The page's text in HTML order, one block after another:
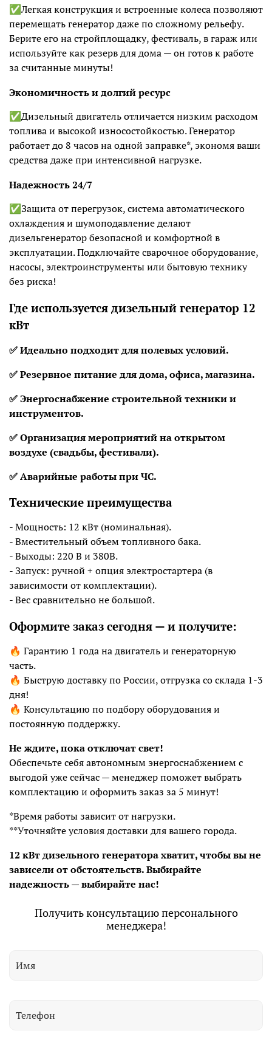
✅Легкая конструкция и встроенные колеса позволяют
перемещать генератор даже по сложному рельефу.
Берите его на стройплощадку, фестиваль, в гараж или
используйте как резерв для дома — он готов к работе
за считанные минуты!
Экономичность и долгий ресурс
✅Дизельный двигатель отличается низким расходом
топлива и высокой износостойкостью. Генератор
работает до 8 часов на одной заправке*, экономя ваши
средства даже при интенсивной нагрузке.
Надежность 24/7
✅Защита от перегрузок, система автоматического
охлаждения и шумоподавление делают
дизельгенератор безопасной и комфортной в
эксплуатации. Подключайте сварочное оборудование,
насосы, электроинструменты или бытовую технику
без риска!
Где используется дизельный генератор 12
кВт
✅ Идеально подходит для полевых условий.
✅ Резервное питание для дома, офиса, магазина.
✅ Энергоснабжение строительной техники и
инструментов.
✅ Организация мероприятий на открытом
воздухе (свадьбы, фестивали).
✅ Аварийные работы при ЧС.
Технические преимущества
- Мощность: 12 кВт (номинальная).
- Вместительный объем топливного бака.
- Выходы: 220 В и 380В.
- Запуск: ручной + опция электростартера (в
зависимости от комплектации).
- Вес сравнительно не большой.
Оформите заказ сегодня — и получите:
🔥 Гарантию 1 года на двигатель и генераторную
часть.
🔥 Быструю доставку по России, отгрузка со склада 1-3
дня!
🔥 Консультацию по подбору оборудования и
постоянную поддержку.
Не ждите, пока отключат свет!
Обеспечьте себя автономным энергоснабжением с
выгодой уже сейчас — менеджер поможет выбрать
комплектацию и оформить заказ за 5 минут!
*Время работы зависит от нагрузки.
**Уточняйте условия доставки для вашего города.
12 кВт дизельного генератора хватит, чтобы вы не
зависели от обстоятельств. Выбирайте
надежность — выбирайте нас!
Получить консультацию персонального
менеджера!